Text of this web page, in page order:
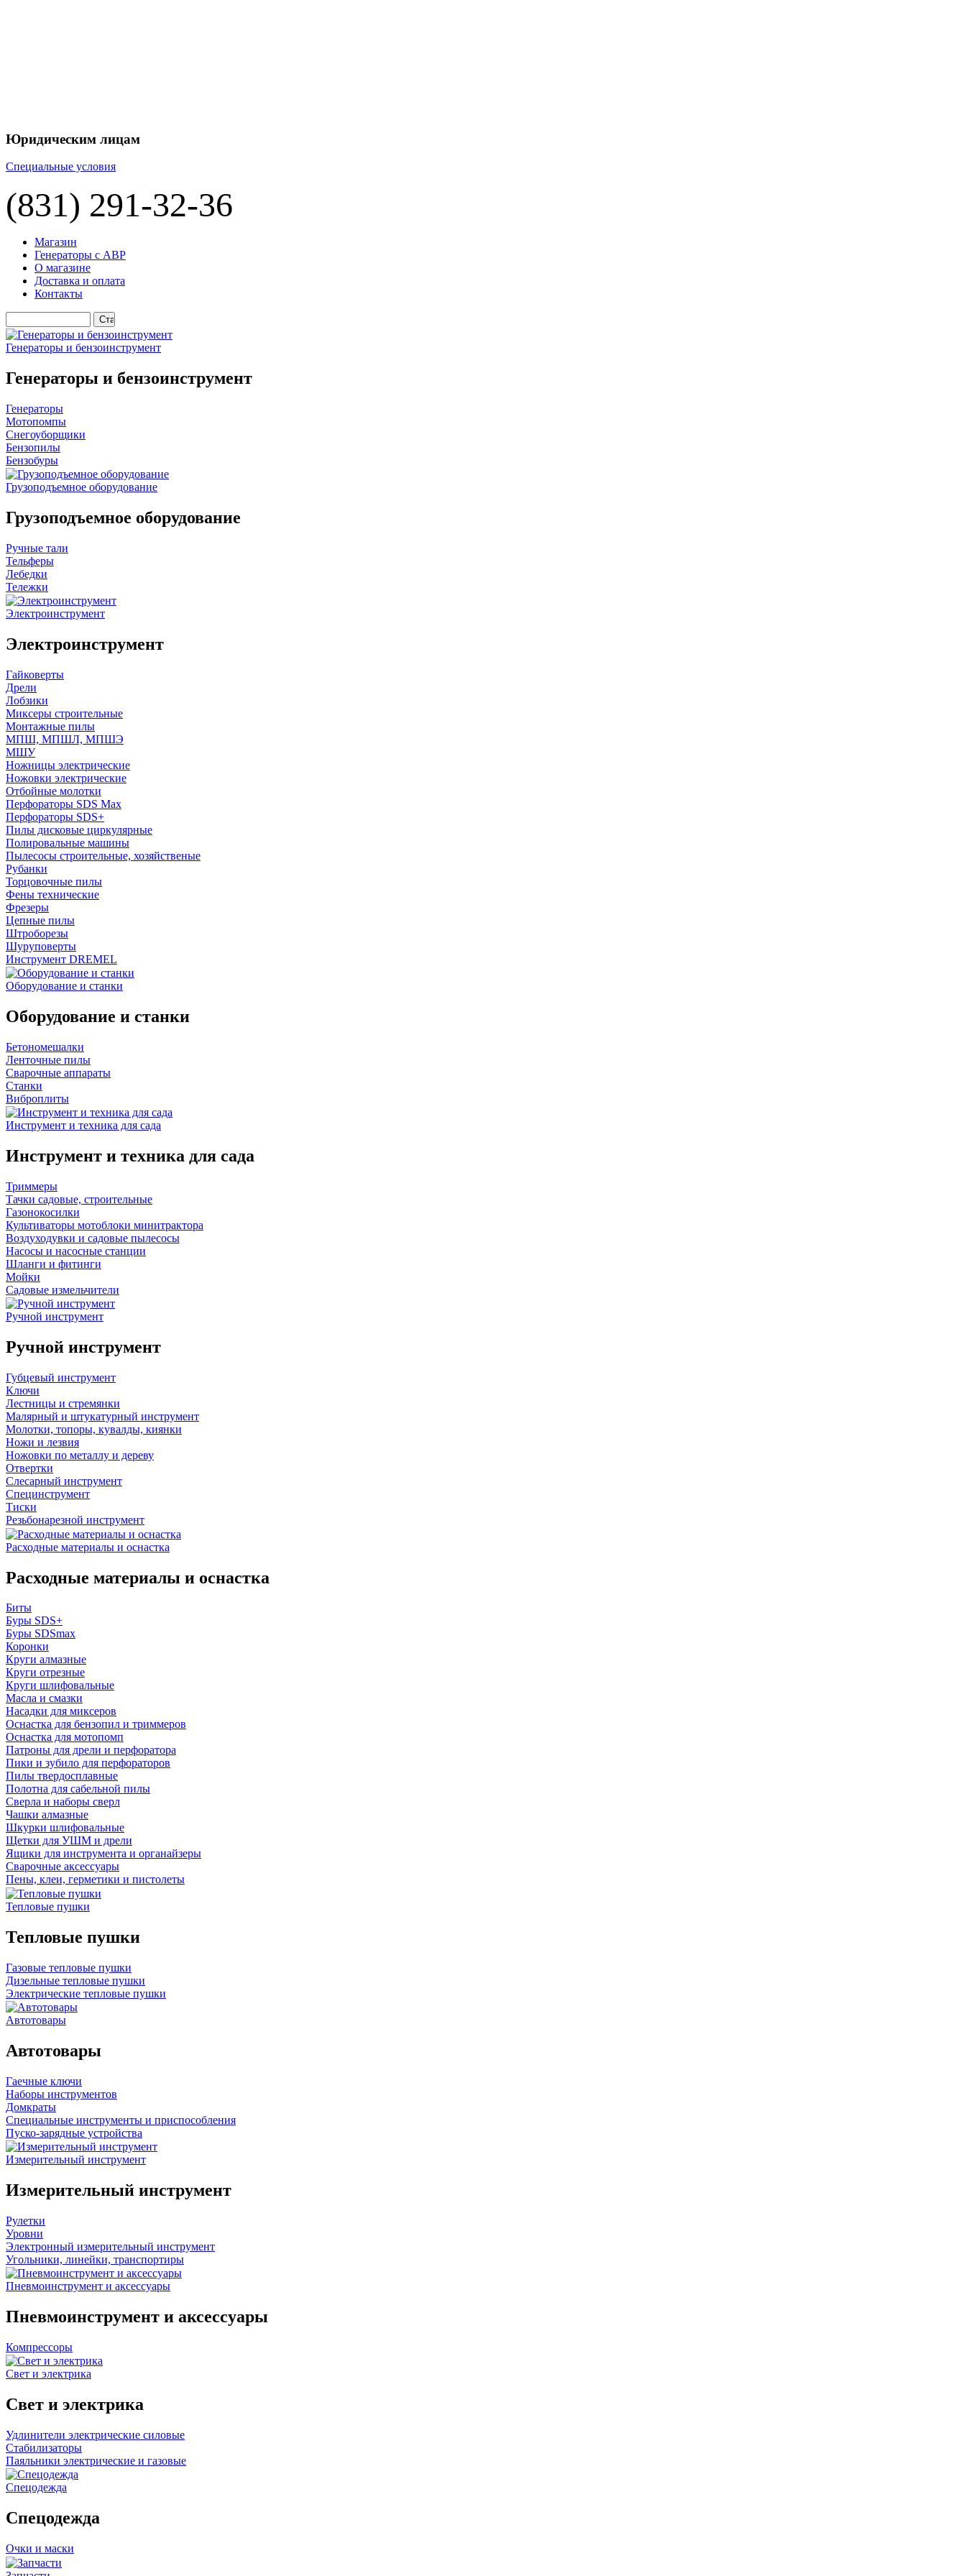
Юридическим лицам
Специальные условия
(831) 291-32-36
Магазин
Генераторы с АВР
О магазине
Доставка и оплата
Контакты
Генераторы и бензоинструмент
Генераторы и бензоинструмент
Генераторы
Мотопомпы
Снегоуборщики
Бензопилы
Бензобуры
Грузоподъемное оборудование
Грузоподъемное оборудование
Ручные тали
Тельферы
Лебедки
Тележки
Электроинструмент
Электроинструмент
Гайковерты
Дрели
Лобзики
Миксеры строительные
Монтажные пилы
МПШ, МПШЛ, МПШЭ
МШУ
Ножницы электрические
Ножовки электрические
Отбойные молотки
Перфораторы SDS Max
Перфораторы SDS+
Пилы дисковые циркулярные
Полировальные машины
Пылесосы строительные, хозяйственые
Рубанки
Торцовочные пилы
Фены технические
Фрезеры
Цепные пилы
Штроборезы
Шуруповерты
Инструмент DREMEL
Оборудование и станки
Оборудование и станки
Бетономешалки
Ленточные пилы
Сварочные аппараты
Станки
Виброплиты
Инструмент и техника для сада
Инструмент и техника для сада
Триммеры
Тачки садовые, строительные
Газонокосилки
Культиваторы мотоблоки минитрактора
Воздуходувки и садовые пылесосы
Насосы и насосные станции
Шланги и фитинги
Мойки
Садовые измельчители
Ручной инструмент
Ручной инструмент
Губцевый инструмент
Ключи
Лестницы и стремянки
Малярный и штукатурный инструмент
Молотки, топоры, кувалды, киянки
Ножи и лезвия
Ножовки по металлу и дереву
Отвертки
Слесарный инструмент
Специнструмент
Тиски
Резьбонарезной инструмент
Расходные материалы и оснастка
Расходные материалы и оснастка
Биты
Буры SDS+
Буры SDSmax
Коронки
Круги алмазные
Круги отрезные
Круги шлифовальные
Масла и смазки
Насадки для миксеров
Оснастка для бензопил и триммеров
Оснастка для мотопомп
Патроны для дрели и перфоратора
Пики и зубило для перфораторов
Пилы твердосплавные
Полотна для сабельной пилы
Сверла и наборы сверл
Чашки алмазные
Шкурки шлифовальные
Щетки для УШМ и дрели
Ящики для инструмента и органайзеры
Сварочные аксессуары
Пены, клеи, герметики и пистолеты
Тепловые пушки
Тепловые пушки
Газовые тепловые пушки
Дизельные тепловые пушки
Электрические тепловые пушки
Автотовары
Автотовары
Гаечные ключи
Наборы инструментов
Домкраты
Специальные инструменты и приспособления
Пуско-зарядные устройства
Измерительный инструмент
Измерительный инструмент
Рулетки
Уровни
Электронный измерительный инструмент
Угольники, линейки, транспортиры
Пневмоинструмент и аксессуары
Пневмоинструмент и аксессуары
Компрессоры
Свет и электрика
Свет и электрика
Удлинители электрические силовые
Стабилизаторы
Паяльники электрические и газовые
Спецодежда
Спецодежда
Очки и маски